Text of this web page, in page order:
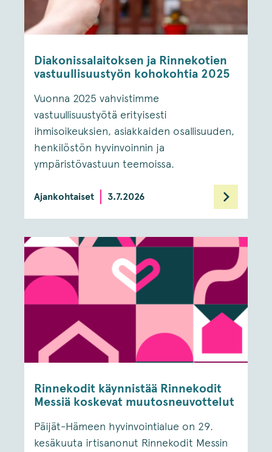
Diakonissalaitoksen ja Rinnekotien
vastuullisuustyön kohokohtia 2025
Vuonna 2025 vahvistimme
vastuullisuustyötä erityisesti
ihmisoikeuksien, asiakkaiden osallisuuden,
henkilöstön hyvinvoinnin ja
ympäristövastuun teemoissa.
Ajankohtaiset 3.7.2026
Rinnekodit käynnistää Rinnekodit
Messiä koskevat muutosneuvottelut
Päijät-Hämeen hyvinvointialue on 29.
kesäkuuta irtisanonut Rinnekodit Messin